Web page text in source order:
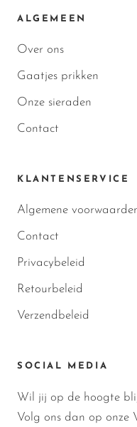
ALGEMEEN
Over ons
Gaatjes prikken
Onze sieraden
Contact
KLANTENSERVICE
Algemene
Contact
Privacybeleid
Retourbeleid
Verzendbeleid
SOCIAL MEDIA
Wil jij op de hoogte
Volg ons dan op onze